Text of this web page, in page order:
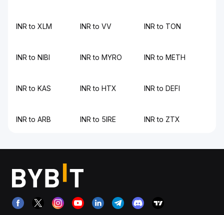
INR to XLM INR to VV INR to TON
INR to NIBI INR to MYRO INR to METH
INR to KAS INR to HTX INR to DEFI
INR to ARB INR to 5IRE INR to ZTX